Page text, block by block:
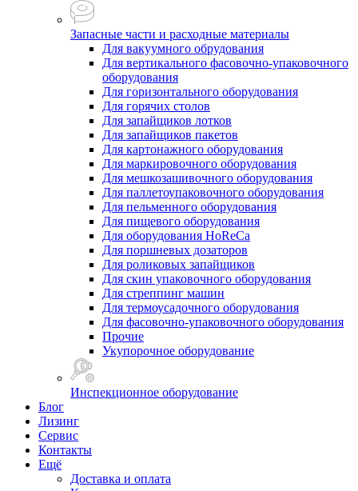
Запасные части и расходные материалы
Для вакуумного обрудования
Для вертикального фасовочно-упаковочного
оборудования
Для горизонтального оборудования
Для горячих столов
Для запайщиков лотков
Для запайщиков пакетов
Для картонажного оборудования
Для маркировочного оборудования
Для мешкозашивочного оборудования
Для паллетоупаковочного оборудования
Для пельменного оборудования
Для пищевого оборудования
Для оборудования HoReCa
Для поршневых дозаторов
Для роликовых запайщиков
Для скин упаковочного оборудования
Для стреппинг машин
Для термоусадочного оборудования
Для фасовочно-упаковочного оборудования
Прочие
Укупорочное оборудование
Инспекционное оборудование
Блог
Лизинг
Сервис
Контакты
Ещё
Доставка и оплата